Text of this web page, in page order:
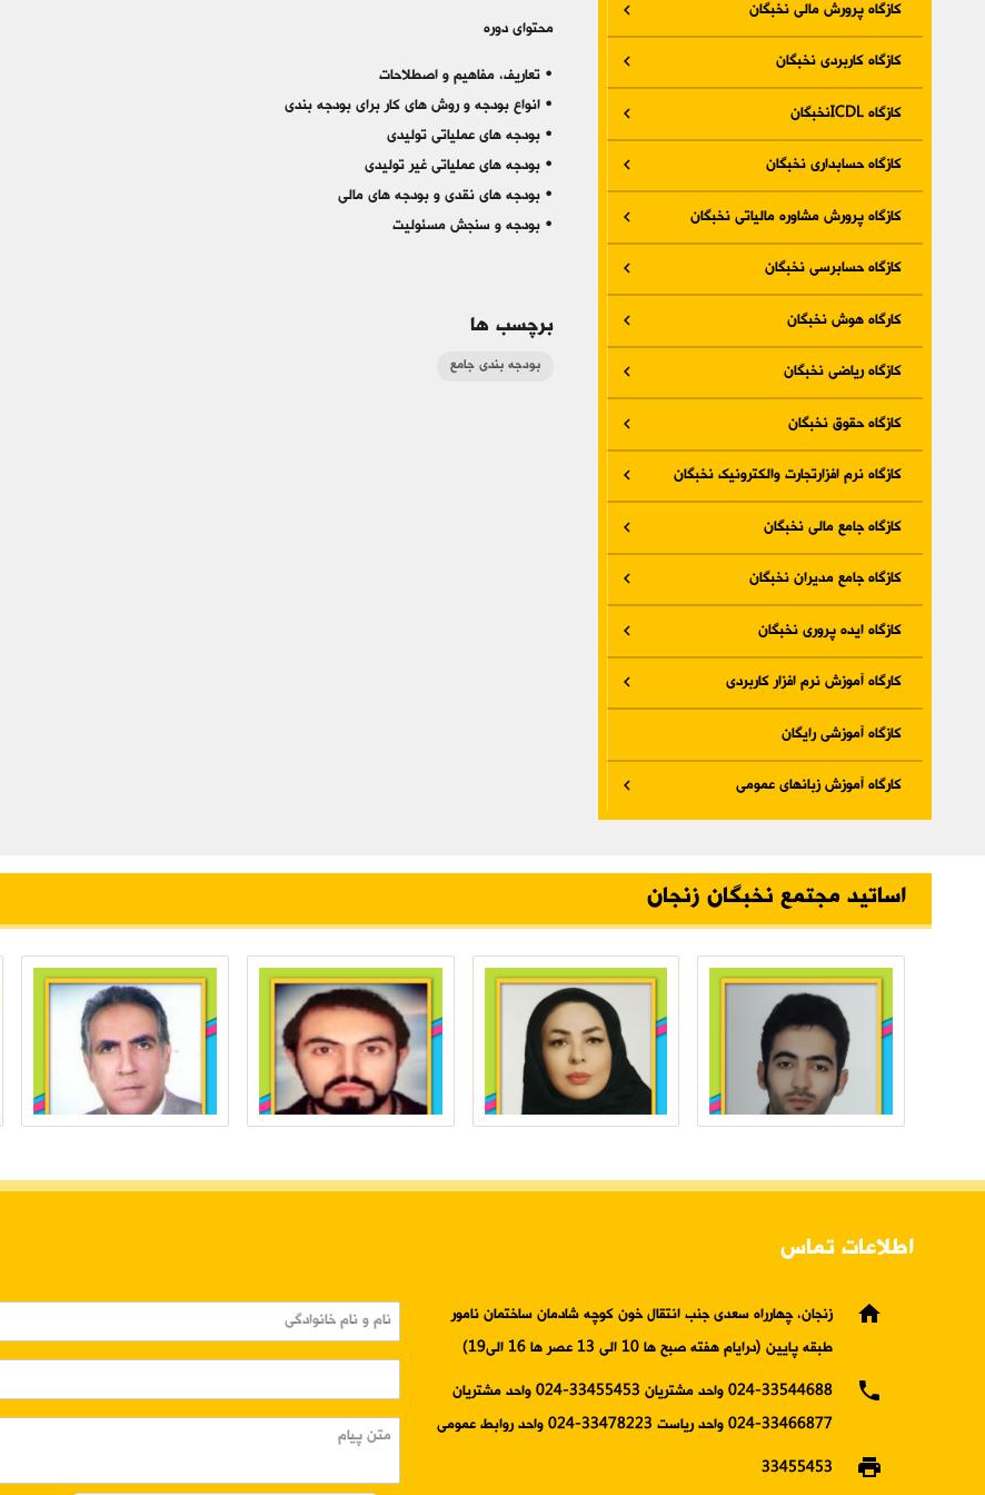
کازگاه پرورش مالی نخبگان
کازگاه کاربردی نخبگان
کازگاه ICDLنخبگان
کازگاه حسابداری نخبگان
کازگاه پرورش مشاوره مالیاتی نخبگان
کازگاه حسابرسی نخبگان
کارگاه هوش نخبگان
کازگاه ریاضی نخبگان
کازگاه حقوق نخبگان
کازگاه نرم افزارتجارت والکترونیک نخبگان
کازگاه جامع مالی نخبگان
کازگاه جامع مدیران نخبگان
کازگاه ایده پروری نخبگان
کارگاه آموزش نرم افزار کاربردی
کازگاه آموزشی رایگان
کارگاه آموزش زبانهای عمومی
محتوای دوره
• تعاریف، مفاهیم و اصطلاحات
• انواع بودجه و روش هاي کار براي بودجه بندي
• بودجه هاي عملیاتی تولیدي
• بودجه هاي عملیاتی غیر تولیدي
• بودجه هاي نقدي و بودجه هاي مالی
• بودجه و سنجش مسئولیت​​​
برچسب ها
بودجه بندی جامع
اساتید مجتمع نخبگان زنجان
اطلاعات تماس
home
زنجان، چهارراه سعدی جنب انتقال خون کوچه شادمان ساختمان نامور
طبقه پایین (درایام هفته صبح ها 10 الی 13 عصر ها 16 الی19)
phone
024-33544688 واحد مشتریان 33455453-024 واحد مشتریان
33466877-024 واحد ریاست 33478223-024 واحد روابط عمومی
print
33455453